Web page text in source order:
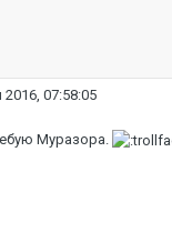
07:58:05
Муразора.